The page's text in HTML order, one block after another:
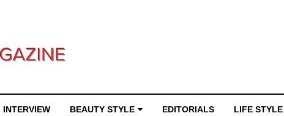
INTERVIEW BEAUTY STYLE EDITORIALS LIFE STYLE